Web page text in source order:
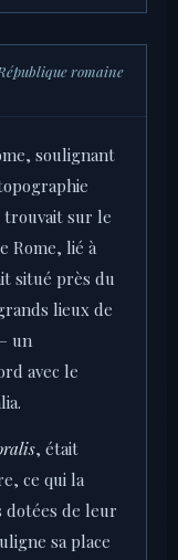
romaine
soulignant
trouvait sur le
Rome, lié à
situé près du
lieux de
un
avec le
, était
ce qui la
dotées de leur
sa place